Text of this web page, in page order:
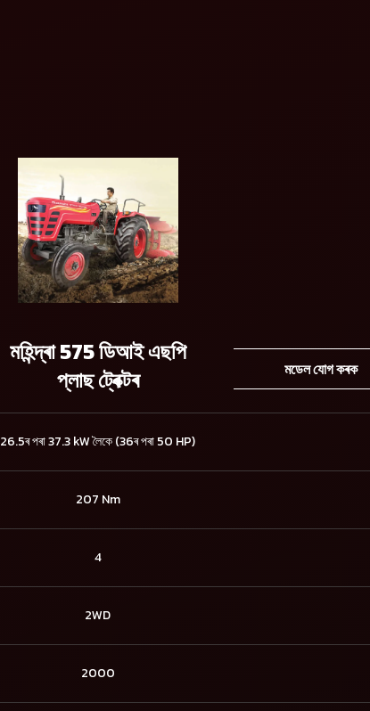
মহিন্দ্ৰা 575 ডিআই এছপি
প্লাছ ট্ৰেক্টৰ
মডেল যোগ কৰক
26.5ৰ পৰা 37.3 kW লৈকে (36ৰ পৰা 50 HP)
207 Nm
4
2WD
2000